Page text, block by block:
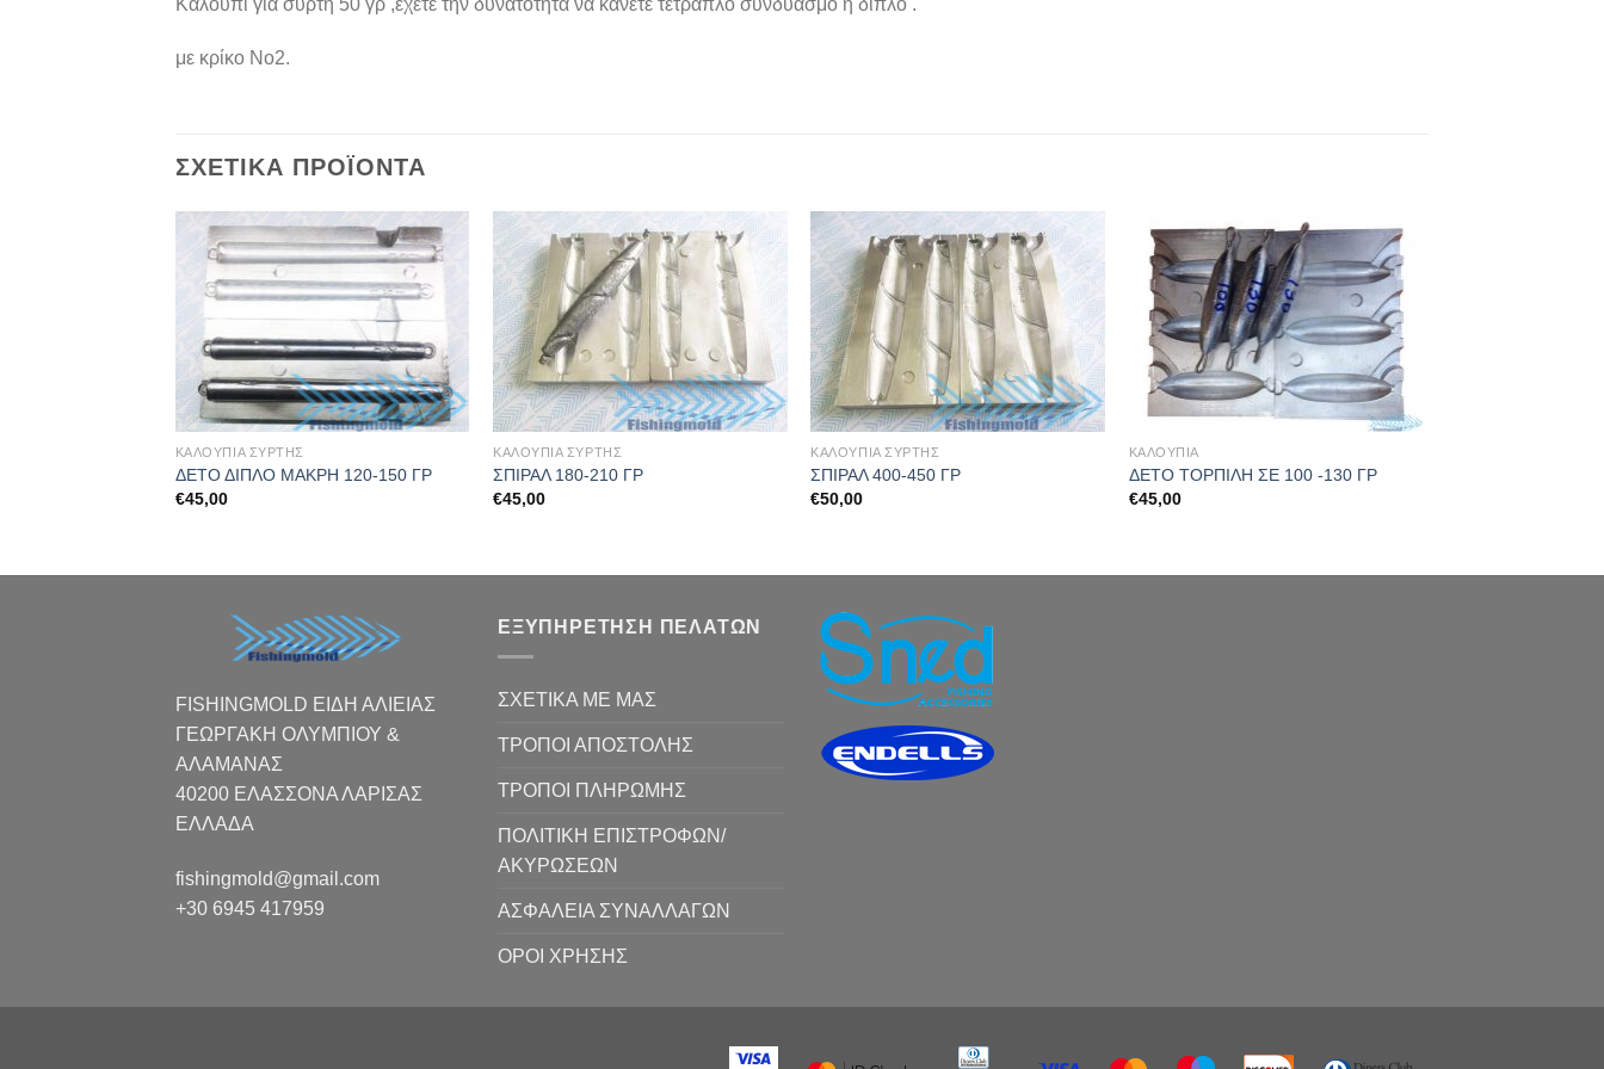
με κρίκο Νο2.
ΣΧΕΤΙΚΆ ΠΡΟΪΌΝΤΑ
ΚΑΛΟΥΠΙΑ ΣΥΡΤΗΣ
ΔΕΤΟ ΔΙΠΛΟ ΜΑΚΡΗ 120-150 ΓΡ
€45,00
ΚΑΛΟΥΠΙΑ ΣΥΡΤΗΣ
ΣΠΙΡΑΛ 180-210 ΓΡ
€45,00
ΚΑΛΟΥΠΙΑ ΣΥΡΤΗΣ
ΣΠΙΡΑΛ 400-450 ΓΡ
€50,00
ΚΑΛΟΥΠΙΑ
ΔΕΤΟ ΤΟΡΠΙΛΗ ΣΕ 100 -130 ΓΡ
€45,00
FISHINGMOLD ΕΙΔΗ ΑΛΙΕΙΑΣ
ΓΕΩΡΓΑΚΗ ΟΛΥΜΠΙΟΥ &
ΑΛΑΜΑΝΑΣ
40200 ΕΛΑΣΣΟΝΑ ΛΑΡΙΣΑΣ
EΛΛΑΔΑ
fishingmold@gmail.com
+30 6945 417959
ΕΞΥΠΗΡΕΤΗΣΗ ΠΕΛΑΤΩΝ
ΣΧΕΤΙΚΑ ΜΕ ΜΑΣ
ΤΡΟΠΟΙ ΑΠΟΣΤΟΛΗΣ
ΤΡΟΠΟΙ ΠΛΗΡΩΜΗΣ
ΠΟΛΙΤΙΚΗ ΕΠΙΣΤΡΟΦΩΝ/
ΑΚΥΡΩΣΕΩΝ
ΑΣΦΑΛΕΙΑ ΣΥΝΑΛΛΑΓΩΝ
ΟΡΟΙ ΧΡΗΣΗΣ